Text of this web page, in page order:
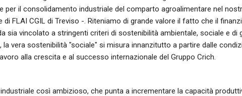
per il consolidamento industriale del comparto agroalimentare nel
di FLAI CGIL di Treviso -. Riteniamo di grande valore il fatto che il
sia vincolato a stringenti criteri di sostenibilità ambientale, sociale e di
la vera sostenibilità "sociale" si misura innanzitutto a partire dalle
alla crescita e al successo internazionale del Gruppo Crich.
industriale così ambizioso, che punta a incrementare la capacità